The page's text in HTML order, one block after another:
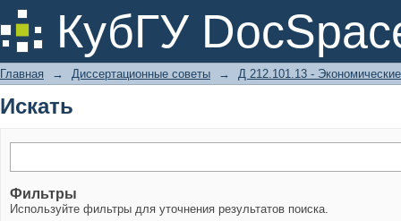
КубГУ
Искать
Главная → Диссертационные советы → Д 212.101.13 -
Искать
Фильтры
Используйте фильтры для уточнения результатов поиска.